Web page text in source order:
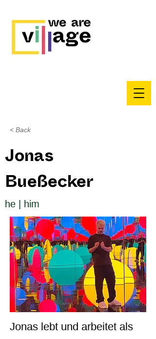
< Back
Jonas
Bueßecker
he | him
Jonas lebt und arbeitet als